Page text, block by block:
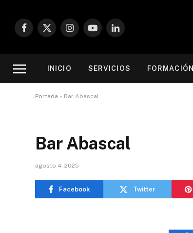
Facebook
X
InstagramYouTubeLinkedIn
INICIO SERVICIOS FORMACIÓN
Portada » Bar Abascal
Bar Abascal
agosto 4, 2025
Facebook Twitter